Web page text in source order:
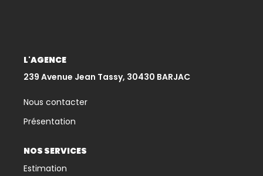
L'AGENCE
239 Avenue Jean Tassy, 30430 BARJAC
Nous contacter
Présentation
NOS SERVICES
Estimation